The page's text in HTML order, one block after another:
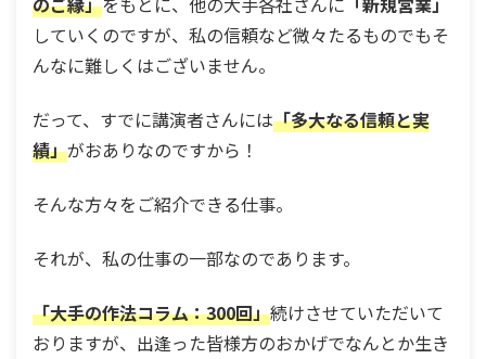
していくのですが、私の信頼など微々たるものでもそ
んなに難しくはございません。
だって、すでに講演者さんには「多大なる信頼と実
績」がおありなのですから！
そんな方々をご紹介できる仕事。
それが、私の仕事の一部なのであります。
「大手の作法コラム：300回」続けさせていただいて
おりますが、出逢った皆様方のおかげでなんとか生き